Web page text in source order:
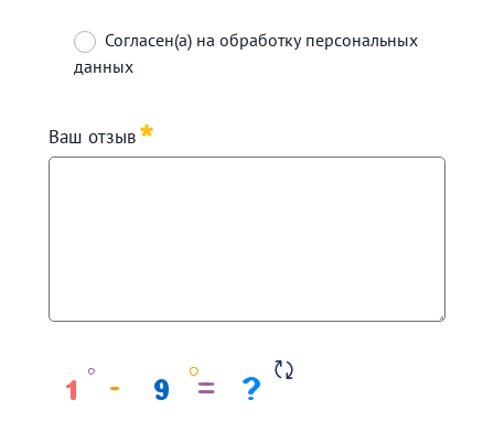
Согласен(а) на обработку персональных
данных
Ваш отзыв